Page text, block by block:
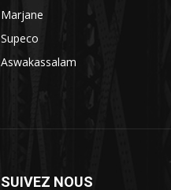
Marjane
Supeco
Aswakassalam
SUIVEZ NOUS